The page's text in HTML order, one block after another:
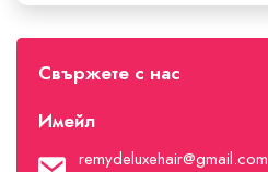
Свържете с нас
Имейл
remydeluxehair@gmail.com